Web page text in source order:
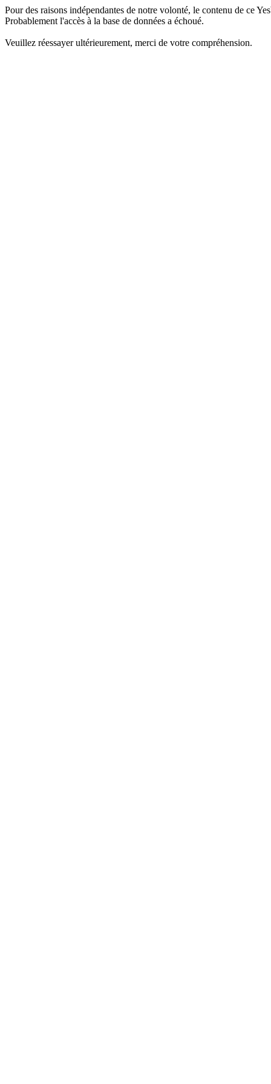
Pour des raisons indépendantes de notre volonté, le contenu de ce
Probablement l'accès à la base de données a échoué.
Veuillez réessayer ultérieurement, merci de votre compréhension.